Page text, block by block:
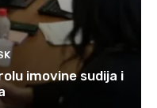
imovine sudija i